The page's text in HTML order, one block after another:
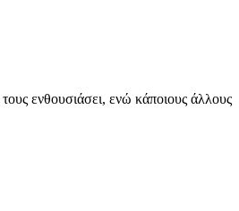
ενθουσιάσει, ενώ κάποιους άλλους